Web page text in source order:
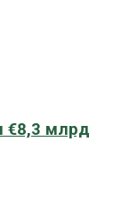
€8,3 млрд